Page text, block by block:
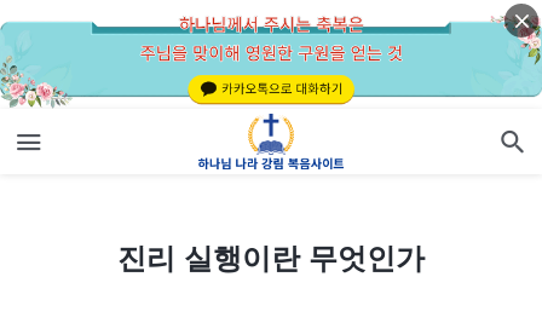
진리 실행이란 무엇인가